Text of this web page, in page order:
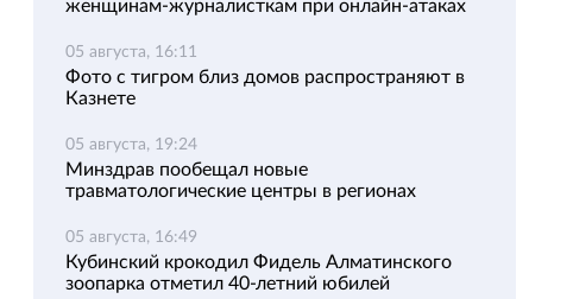
женщинам-журналисткам при онлайн-атаках
05 августа, 16:11
Фото с тигром близ домов распространяют в
Казнете
05 августа, 19:24
Минздрав пообещал новые
травматологические центры в регионах
05 августа, 16:49
Кубинский крокодил Фидель Алматинского
зоопарка отметил 40-летний юбилей